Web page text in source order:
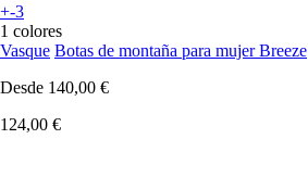
+-3
1 colores
Vasque Botas de montaña para mujer Breeze
Desde 140,00 €
124,00 €